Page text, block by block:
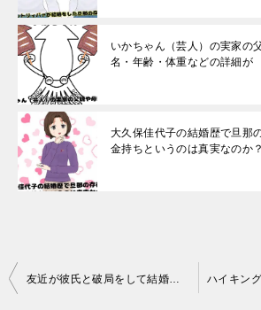
いかちゃん（芸人）の実家の
名・年齢・体重などの詳細が
大久保佳代子の結婚歴で旦那
金持ちというのは真実なのか？
投
友近が彼氏と破局をして結婚はないのか？体重増加が止まらない？